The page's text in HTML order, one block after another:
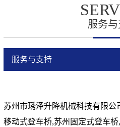
服务
服务与支持
苏州市琇泽升降机械科技有限公
移动式登车桥,苏州固定式登车桥,